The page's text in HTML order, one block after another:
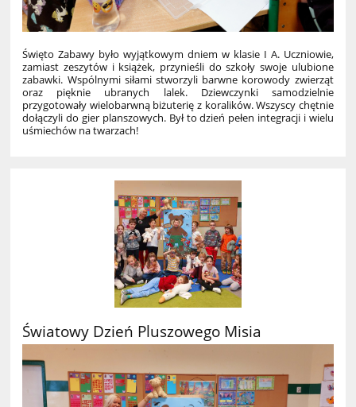
Święto Zabawy było wyjątkowym dniem w klasie I A. Uczniowie,
zamiast zeszytów i książek, przynieśli do szkoły swoje ulubione
zabawki. Wspólnymi siłami stworzyli barwne korowody zwierząt
oraz pięknie ubranych lalek. Dziewczynki samodzielnie
przygotowały wielobarwną biżuterię z koralików. Wszyscy chętnie
dołączyli do gier planszowych. Był to dzień pełen integracji i wielu
uśmiechów na twarzach!
Światowy Dzień Pluszowego Misia